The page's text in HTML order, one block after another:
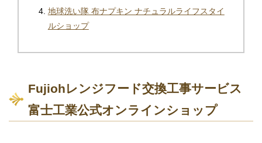
地球洗い隊 布ナプキン ナチュラルライフスタイ
ルショップ
Fujiohレンジフード交換工事サービス
富士工業公式オンラインショップ